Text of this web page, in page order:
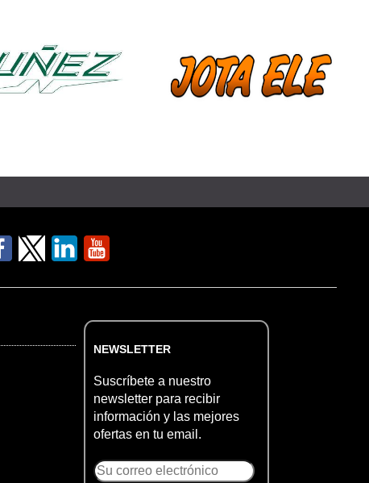
NEWSLETTER
Suscríbete a nuestro
newsletter para recibir
información y las mejores
ofertas en tu email.